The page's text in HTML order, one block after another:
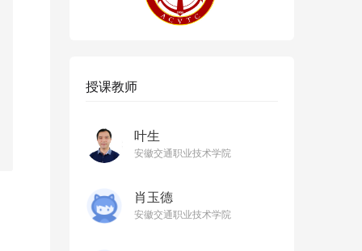
授课教师
叶生
安徽交通职业技术学院
肖玉德
安徽交通职业技术学院